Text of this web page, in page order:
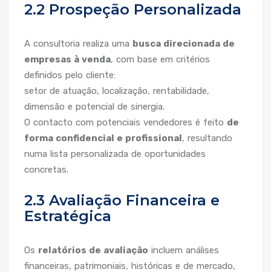
2.2 Prospeção Personalizada
A consultoria realiza uma busca direcionada de
empresas à venda, com base em critérios
definidos pelo cliente:
setor de atuação, localização, rentabilidade,
dimensão e potencial de sinergia.
O contacto com potenciais vendedores é feito de
forma confidencial e profissional, resultando
numa lista personalizada de oportunidades
concretas.
2.3 Avaliação Financeira e
Estratégica
Os relatórios de avaliação incluem análises
financeiras, patrimoniais, históricas e de mercado,